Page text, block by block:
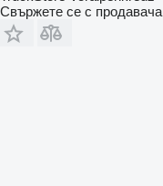
Свържете се с продавача